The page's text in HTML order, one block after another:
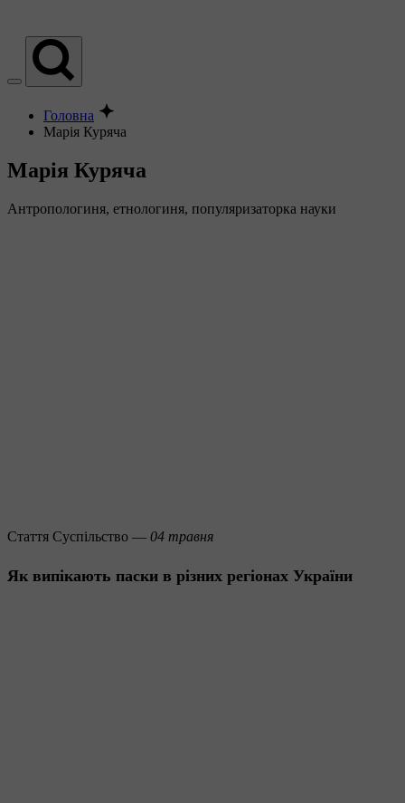
Головна
Марія Куряча
Марія Куряча
Антропологиня, етнологиня, популяризаторка науки
Стаття Суспільство — 04 травня
Як випікають паски в різних регіонах України